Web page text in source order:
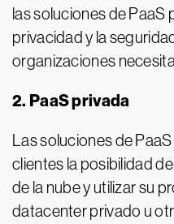
las soluciones de PaaS
privacidad y la
organizaciones
2. PaaS privada
Las soluciones de
clientes la posibilidad
de la nube y utilizar su
datacenter privado u